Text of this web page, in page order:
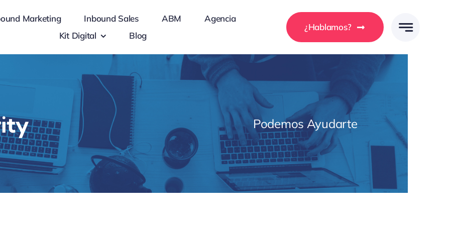
Marketing Inbound Sales ABM
Agencia
Kit Digital
Blog
¿Hablamos?
Podemos Ayudarte